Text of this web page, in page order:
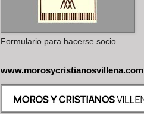
Formulario para hacerse socio.
www.morosycristianosvillena.com